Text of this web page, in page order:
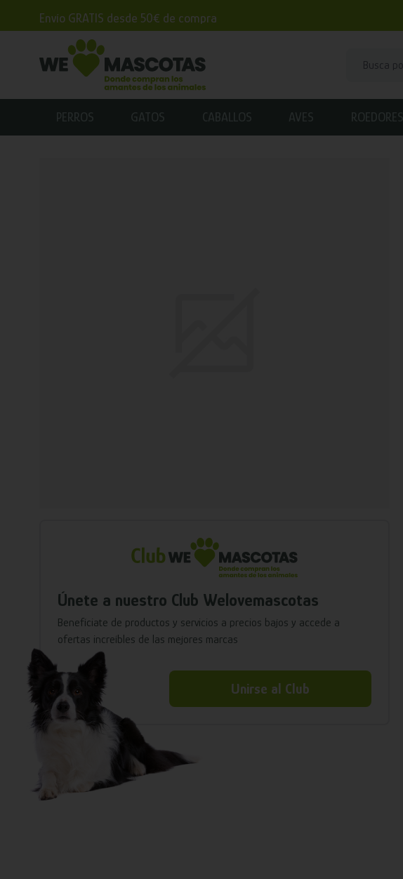
Envío GRATIS desde 50€ de compra
PERROS GATOS CABALLOS AVES ROEDORES
Únete a nuestro Club Welovemascotas
Benefíciate de productos y servicios a precios bajos y accede a
ofertas increíbles de las mejores marcas
Unirse al Club